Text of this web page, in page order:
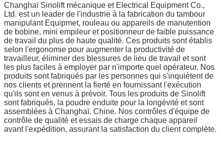
Changhaï Sinolift mécanique et Electrical Equipment Co.,
Ltd. est un leader de l'industrie à la fabrication du tambour
manipulant Equipmet, rouleau ou appareils de manutention
de bobine, mini empileur et positionneur de faible puissance
de travail du plus de haute qualité. Ces produits sont établis
selon l'ergonomie pour augmenter la productivité de
travailleur, éliminer des blessures de lieu de travail et sont
les plus faciles à employer par n'importe quel opérateur. Nos
produits sont fabriqués par les personnes qui s'inquiètent de
nos clients et prennent la fierté en fournissant l'exécution
qu'ils sont en venus à prévoir. Tous les produits de Sinolift
sont fabriqués, la poudre enduite pour la longévité et sont
assemblées à Changhaï, Chine. Nos contrôles d'équipe de
contrôle de qualité et essais de charge chaque appareil
avant l'expédition, assurant la satisfaction du client complète.